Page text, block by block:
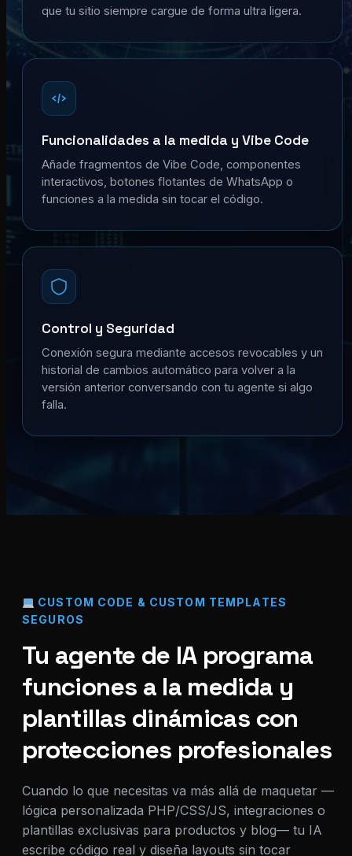
que tu sitio siempre cargue de forma ultra ligera.
Funcionalidades a la medida y Vibe Code
Añade fragmentos de Vibe Code, componentes
interactivos, botones flotantes de WhatsApp o
funciones a la medida sin tocar el código.
Control y Seguridad
Conexión segura mediante accesos revocables y un
historial de cambios automático para volver a la
versión anterior conversando con tu agente si algo
falla.
CUSTOM CODE & CUSTOM TEMPLATES
SEGUROS
Tu agente de IA programa
funciones a la medida y
plantillas dinámicas con
protecciones profesionales
Cuando lo que necesitas va más allá de maquetar —
lógica personalizada PHP/CSS/JS, integraciones o
plantillas exclusivas para productos y blog— tu IA
escribe código real y diseña layouts sin tocar